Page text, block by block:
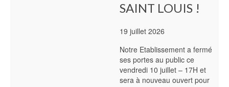
SAINT LOUIS !
19 juillet 2026
Notre Etablissement a fermé
ses portes au public ce
vendredi 10 juillet – 17H et
sera à nouveau ouvert pour